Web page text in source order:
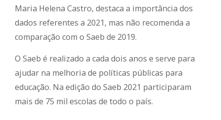
Maria Helena Castro, destaca a importância dos
dados referentes a 2021, mas não recomenda a
comparação com o Saeb de 2019.
O Saeb é realizado a cada dois anos e serve para
ajudar na melhoria de políticas públicas para
educação. Na edição do Saeb 2021 participaram
mais de 75 mil escolas de todo o país.